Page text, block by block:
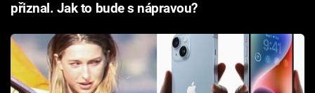
přiznal. Jak to bude s nápravou?